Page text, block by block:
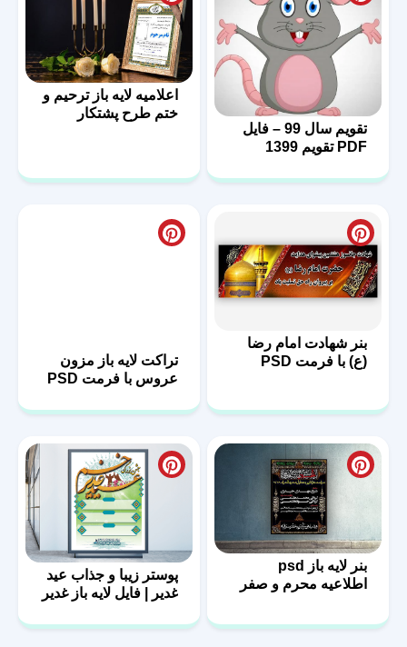
تقویم سال 99 – فایل
PDF تقویم 1399
اعلامیه لایه باز ترحیم و
ختم طرح پشتکار
بنر شهادت امام رضا
(ع) با فرمت PSD
تراکت لایه باز مزون
عروس با فرمت PSD
بنر لایه باز psd
اطلاعیه محرم و صفر
پوستر زیبا و جذاب عید
غدیر | فایل لایه باز غدیر